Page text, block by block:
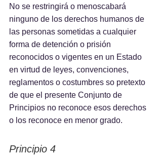
No se restringirá o menoscabará
ninguno de los derechos humanos de
las personas sometidas a cualquier
forma de detención o prisión
reconocidos o vigentes en un Estado
en virtud de leyes, convenciones,
reglamentos o costumbres so pretexto
de que el presente Conjunto de
Principios no reconoce esos derechos
o los reconoce en menor grado.
Principio 4